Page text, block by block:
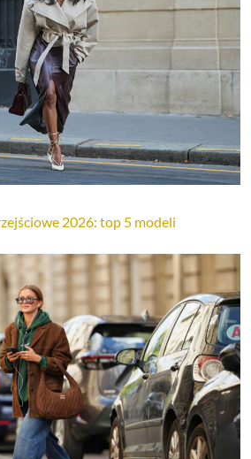
2026: top 5 modeli